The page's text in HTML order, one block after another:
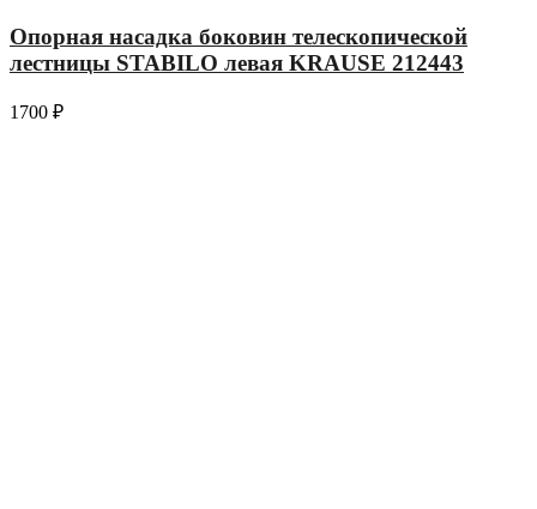
Опорная насадка боковин телескопической
лестницы STABILO левая KRAUSE 212443
1700 ₽